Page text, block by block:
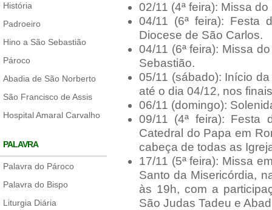
História
Padroeiro
Hino a São Sebastião
Pároco
Abadia de São Norberto
São Francisco de Assis
Hospital Amaral Carvalho
PALAVRA
Palavra do Pároco
Palavra do Bispo
Liturgia Diária
02/11 (4ª feira): Missa
04/11 (6ª feira): Festa
Diocese de São Carlos.
04/11 (6ª feira): Missa
Sebastião.
05/11 (sábado): Início
até o dia 04/12, nos
06/11 (domingo):
09/11 (4ª feira): Festa
Catedral do Papa em
cabeça de todas as
17/11 (5ª feira): Missa
Santo da Misericórdia,
às 19h, com a
São Judas Tadeu e